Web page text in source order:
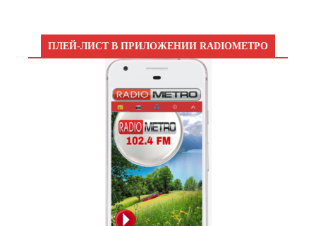
ПЛЕЙ-ЛИСТ В ПРИЛОЖЕНИИ RADIOМЕТРО